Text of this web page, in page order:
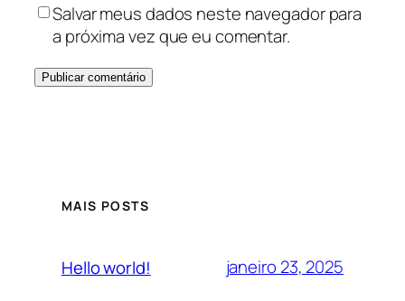
Salvar meus dados neste navegador para
a próxima vez que eu comentar.
MAIS POSTS
Hello world! janeiro 23, 2025